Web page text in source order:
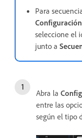
Para
Configuración
seleccione el
junto a
Abra la
entre las
según el tipo